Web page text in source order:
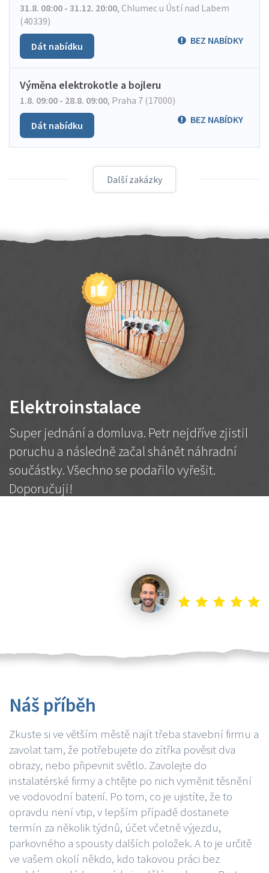
31.8. 08:00 - 31.12. 20:00, Chlumec u Ústí nad Labem
(40339)
BEZ NABÍDKY
Dát nabídku
Výměna elektrokotle a bojleru
1.8. 09:00 - 28.8. 09:00, Praha 7 (17000)
BEZ NABÍDKY
Dát nabídku
Další zakázky
Elektroinstalace
Super jednání a domluva. Petr nejdříve zjistil
poruchu a následně začal shánět náhradní
součástky. Všechno se podařilo vyřešit.
Doporučuji!
Náš příběh
Zkuste si ve větším městě najít třeba stavební firmu a
zavolat tam, že potřebujete do zítřka pověsit dva
obrazy, nebo připevnit světlo. Zavolejte do
instalatérské firmy a chtějte po nich vyměnit těsnění
ve vodovodní baterií. Po tom, co je ujistíte, že to
opravdu není vtip, v lepším případě dostanete
termín za několik týdnů, účet včetně výjezdu,
parkovného a spousty dalších položek. A to je určitě
ve vašem okolí někdo, kdo takovou práci bez